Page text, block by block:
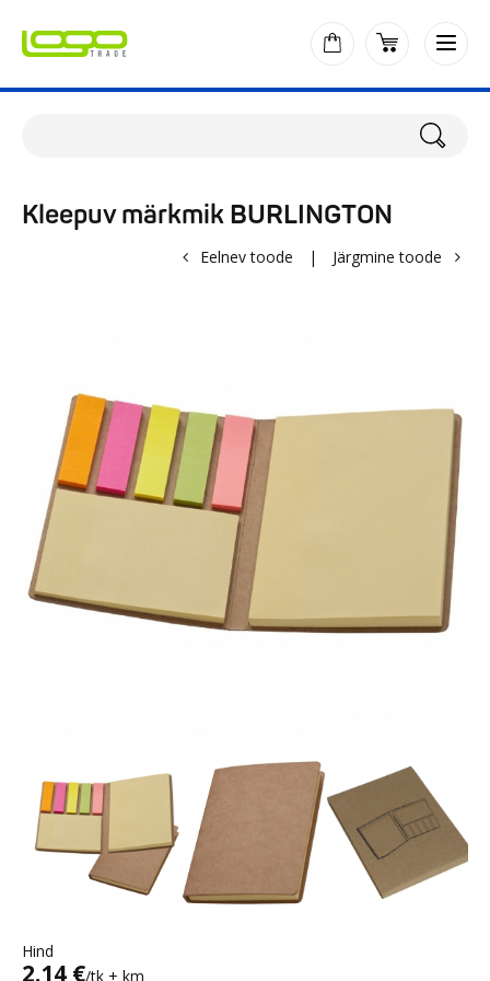
Kleepuv märkmik BURLINGTON
Eelnev toode | Järgmine toode
Hind
2.14 €/tk + km